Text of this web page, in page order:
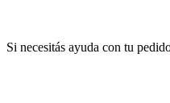
Si necesitás ayuda con tu